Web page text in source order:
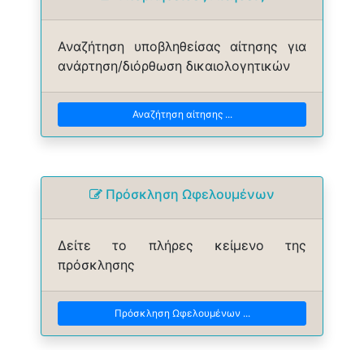
Αναζήτηση υποβληθείσας αίτησης για
ανάρτηση/διόρθωση δικαιολογητικών
Αναζήτηση αίτησης ...
Πρόσκληση Ωφελουμένων
Δείτε το πλήρες κείμενο της
πρόσκλησης
Πρόσκληση Ωφελουμένων ...